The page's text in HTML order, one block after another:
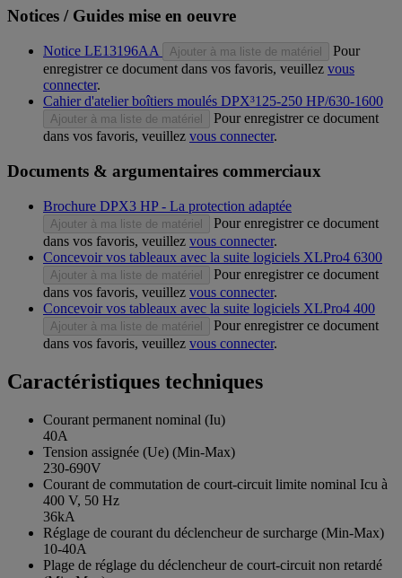
Notices / Guides mise en oeuvre
Notice LE13196AA Ajouter à ma liste de matériel
Pour
enregistrer ce document dans vos favoris, veuillez vous
connecter.
Cahier d'atelier boîtiers moulés DPX³125-250 HP/630-1600
Ajouter à ma liste de matériel
Pour enregistrer ce document
dans vos favoris, veuillez vous connecter.
Documents & argumentaires commerciaux
Brochure DPX3 HP - La protection adaptée
Ajouter à ma liste de matériel
Pour enregistrer ce document
dans vos favoris, veuillez vous connecter.
Concevoir vos tableaux avec la suite logiciels XLPro4 6300
Ajouter à ma liste de matériel
Pour enregistrer ce document
dans vos favoris, veuillez vous connecter.
Concevoir vos tableaux avec la suite logiciels XLPro4 400
Ajouter à ma liste de matériel
Pour enregistrer ce document
dans vos favoris, veuillez vous connecter.
Caractéristiques techniques
Courant permanent nominal (Iu)
40A
Tension assignée (Ue) (Min-Max)
230-690V
Courant de commutation de court-circuit limite nominal Icu à
400 V, 50 Hz
36kA
Réglage de courant du déclencheur de surcharge (Min-Max)
10-40A
Plage de réglage du déclencheur de court-circuit non retardé